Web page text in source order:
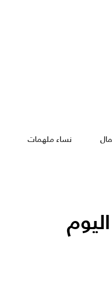
نساء ملهمات